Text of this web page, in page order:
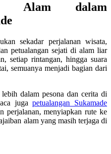
Alam dalam
sekadar perjalanan wisata,
petualangan sejati di alam liar
setiap rintangan, hingga suara
semuanya menjadi bagian dari
dalam pesona dan cerita di
jugapetualangan Sukamade
perjalanan, menyiapkan rute ke
alam yang masih terjaga di